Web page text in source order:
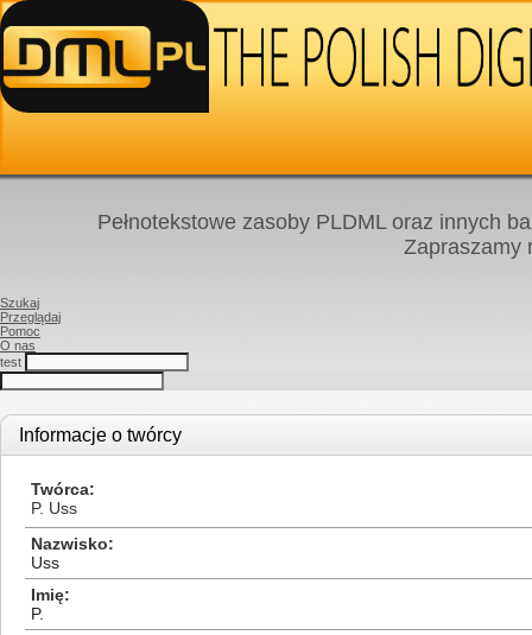
Pełnotekstowe zasoby PLDML oraz innych
Zapraszamy
Szukaj
Przeglądaj
Pomoc
O nas
test
Informacje o twórcy
Twórca
P. Uss
Nazwisko
Uss
Imię
P.